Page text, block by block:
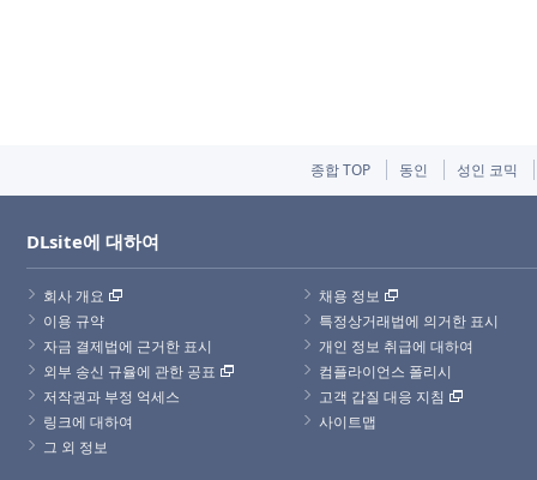
종합 TOP 동인 성인 코믹
DLsite에 대하여
회사 개요
채용 정보
이용 규약
특정상거래법에 의거한 표시
자금 결제법에 근거한 표시
개인 정보 취급에 대하여
외부 송신 규율에 관한 공표
컴플라이언스 폴리시
저작권과 부정 억세스
고객 갑질 대응 지침
링크에 대하여
사이트맵
그 외 정보